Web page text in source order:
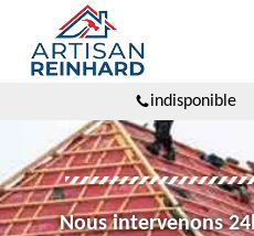
indisponible
Nous intervenons